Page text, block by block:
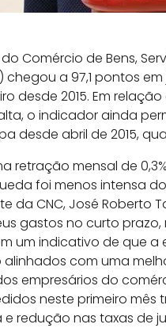
Comércio de Bens,
a 97,1 pontos
desde 2015. Em
o indicador ainda
desde abril de 2015,
retração mensal de
foi menos intensa
da CNC, José Roberto
gastos no curto
um indicativo de que a
alinhados com uma
empresários do
neste primeiro
redução nas taxas de